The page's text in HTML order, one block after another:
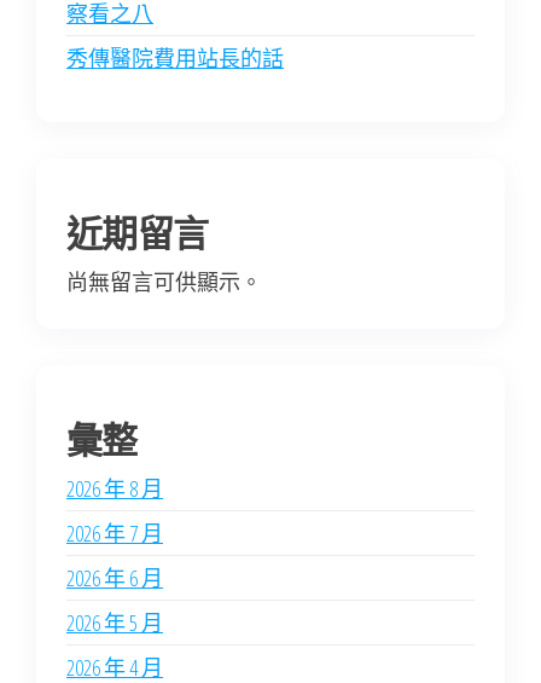
察看之八
秀傳醫院費用站長的話
近期留言
尚無留言可供顯示。
彙整
2026 年 8 月
2026 年 7 月
2026 年 6 月
2026 年 5 月
2026 年 4 月